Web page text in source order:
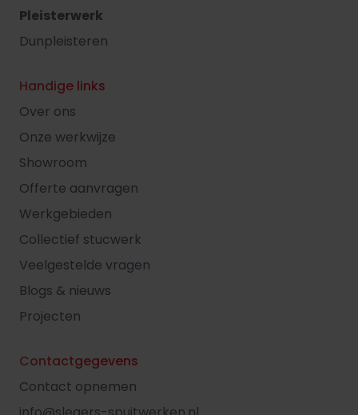
Pleisterwerk
Dunpleisteren
Handige links
Over ons
Onze werkwijze
Showroom
Offerte aanvragen
Werkgebieden
Collectief stucwerk
Veelgestelde vragen
Blogs & nieuws
Projecten
Contactgegevens
Contact opnemen